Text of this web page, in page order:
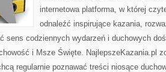
internetowa platforma, w której
odnaleźć inspirujące kazania,
sens codziennych wydarzeń i duchowych
i Msze Święte. NajlepszeKazania.pl
regularnie poznawać treści niosące